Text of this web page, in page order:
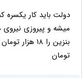
دولت باید کار یکسره
میشه و پیروزی
تومان